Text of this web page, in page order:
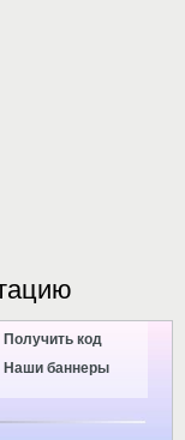
Получить код
Наши баннеры